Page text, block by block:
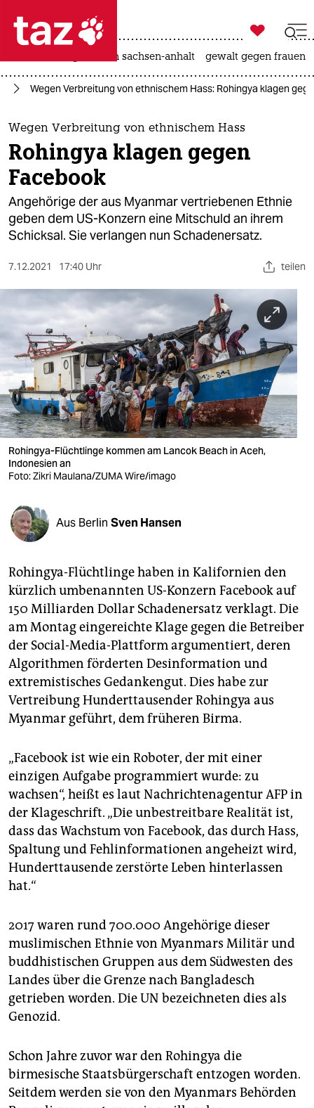
 taz zahl ich
taz zahl ich
themen
politik
öko
gesellschaft
sport
berlin
nord
wahrheit
verlag
verlag
veranstaltungen
fragen & hilfe
abo
genossenschaft
epaper login

taz zahl ich
landtagswahl in sachsen-anhalt gewalt gegen frauen
Wegen Verbreitung von ethnischem Hass: Rohingya klagen
Wegen Verbreitung von ethnischem Hass
Rohingya klagen gegen
Facebook
Angehörige der aus Myanmar vertriebenen Ethnie
geben dem US-Konzern eine Mitschuld an ihrem
Schicksal. Sie verlangen nun Schadenersatz.
7.12.2021 17:40 Uhr teilen
Rohingya-Flüchtlinge kommen am Lancok Beach in Aceh,
Indonesien an
Foto: Zikri Maulana/ZUMA Wire/imago
Aus Berlin Sven Hansen
Rohingya-Flüchtlinge haben in Kalifornien den
kürzlich umbenannten US-Konzern Facebook auf
150 Milliarden Dollar Schadenersatz verklagt. Die
am Montag eingereichte Klage gegen die Betreiber
der Social-Media-Plattform argumentiert, deren
Algorithmen förderten Desinformation und
extremistisches Gedankengut. Dies habe zur
Vertreibung Hunderttausender Rohingya aus
Myanmar geführt, dem früheren Birma.
„Facebook ist wie ein Roboter, der mit einer
einzigen Aufgabe programmiert wurde: zu
wachsen“, heißt es laut Nachrichtenagentur AFP in
der Klageschrift. „Die unbestreitbare Realität ist,
dass das Wachstum von Facebook, das durch Hass,
Spaltung und Fehlinformationen angeheizt wird,
Hunderttausende zerstörte Leben hinterlassen
hat.“
2017 waren rund 700.000 Angehörige dieser
muslimischen Ethnie von Myanmars Militär und
buddhistischen Gruppen aus dem Südwesten des
Landes über die Grenze nach Bang­la­desch
getrieben worden. Die UN bezeichneten dies als
Genozid.
Schon Jahre zuvor war den Rohingya die
birmesische Staatsbürgerschaft entzogen worden.
Seitdem werden sie von den Myanmars Behörden